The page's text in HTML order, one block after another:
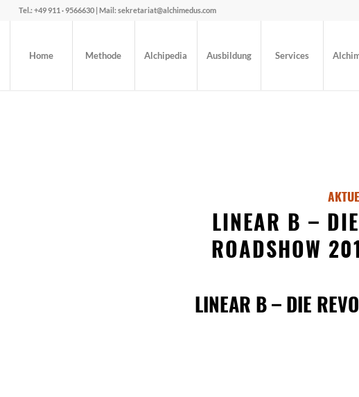
Tel.: +49 911 · 9566630 | Mail: sekretariat@alchimedus.com
Home Methode Alchipedia Ausbildung Services
LINEAR B –
ROADSHOW
LINEAR B – DIE